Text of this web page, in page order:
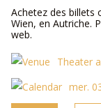
Achetez des billets
Wien, en Autriche.
web.
Theater
mer.